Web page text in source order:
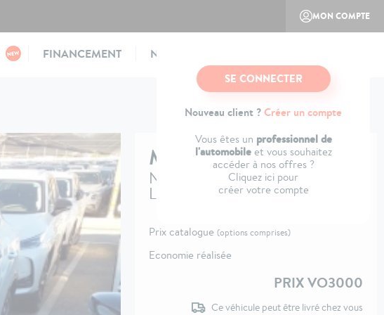
MON COMPTE
SE CONNECTER
Nouveau client ?Créer un compte
Vous êtes un professionnel de
l'automobileet vous souhaitez
accéder à nos offres ?
Cliquez ici pour
créer votre compte
FINANCEMENT NOTRE CONCEPT
MG EHS
Nouveau 1.5T PHEV 272 ch
Luxury
Prix catalogue (options comprises)
Economie réalisée
PRIX VO3000
Ce véhicule peut être livré chez vous